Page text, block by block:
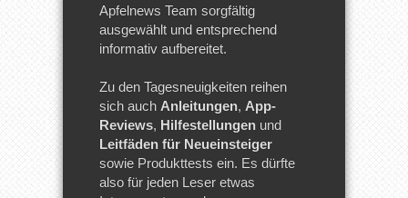
Apfelnews Team sorgfältig
ausgewählt und entsprechend
informativ aufbereitet.
Zu den Tagesneuigkeiten reihen
sich auch Anleitungen, App-
Reviews, Hilfestellungen und
Leitfäden für Neueinsteiger
sowie Produkttests ein. Es dürfte
also für jeden Leser etwas